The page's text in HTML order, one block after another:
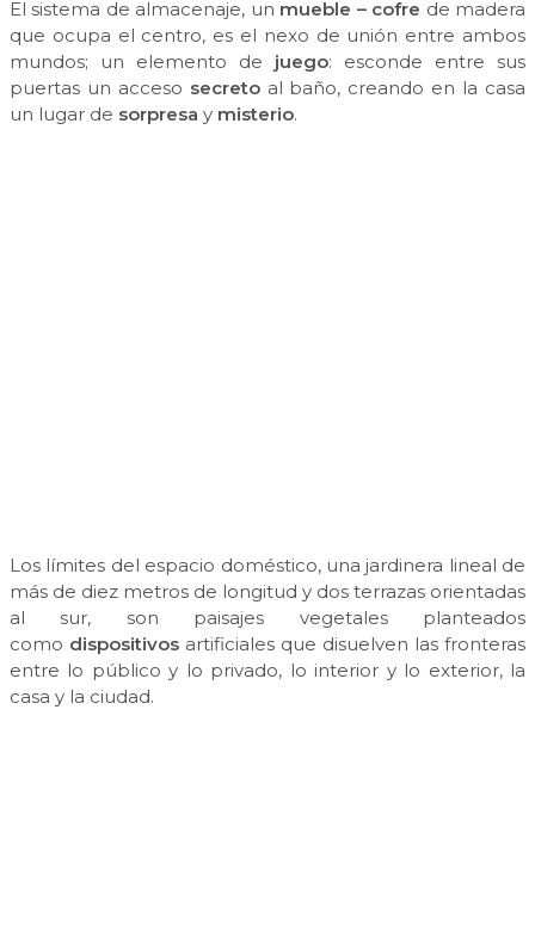
El sistema de almacenaje, un mueble – cofre de madera
que ocupa el centro, es el nexo de unión entre ambos
mundos; un elemento de juego: esconde entre sus
puertas un acceso secretoal baño, creando en la casa
un lugar de sorpresa y misterio.
Los límites del espacio doméstico, una jardinera lineal de
más de diez metros de longitud y dos terrazas orientadas
al sur, son paisajes vegetales planteados
como dispositivos artificiales que disuelven las fronteras
entre lo público y lo privado, lo interior y lo exterior, la
casa y la ciudad.